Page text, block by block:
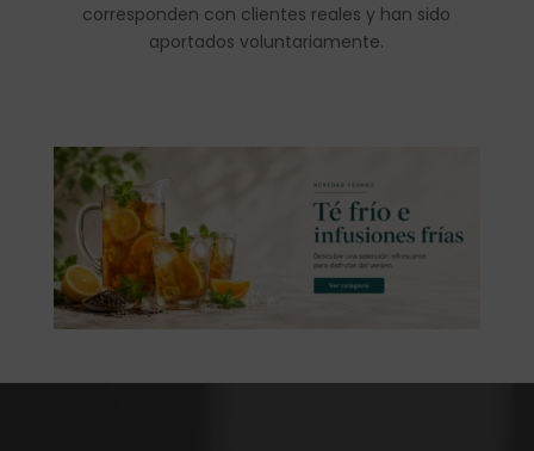
corresponden con clientes reales y han sido
aportados voluntariamente.